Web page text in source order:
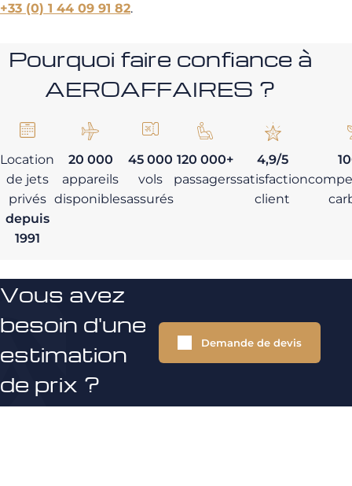
+33 (0) 1 44 09 91 82.
Pourquoi faire confiance à
AEROAFFAIRES ?
Location
de jets
privés
depuis
1991
20 000
appareils
disponibles
45 000
vols
assurés
120 000+
passagers
4,9/5
satisfaction
client
Vous avez
besoin d'une
estimation
de prix ?
Demande de devis